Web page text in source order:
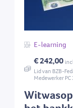
E-learning
€ 242,00
Lid van BZB-
Medewerker